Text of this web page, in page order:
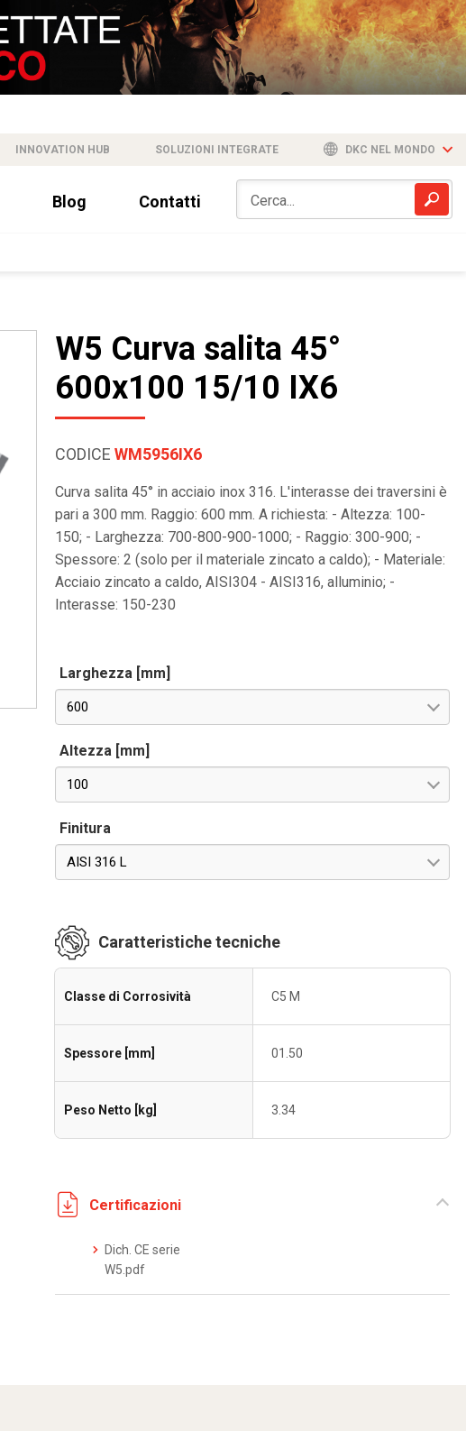
INNOVATION HUB SOLUZIONI INTEGRATE DKC NEL MONDO
Blog Contatti
W5 Curva salita 45°
600x100 15/10 IX6
CODICEWM5956IX6
Curva salita 45° in acciaio inox 316. L'interasse dei traversini è
pari a 300 mm. Raggio: 600 mm. A richiesta: - Altezza: 100-
150; - Larghezza: 700-800-900-1000; - Raggio: 300-900; -
Spessore: 2 (solo per il materiale zincato a caldo); - Materiale:
Acciaio zincato a caldo, AISI304 - AISI316, alluminio; -
Interasse: 150-230
Larghezza [mm]
600
Altezza [mm]
100
Finitura
AISI 316 L
Caratteristiche tecniche
Classe di Corrosività C5 M
Spessore [mm] 01.50
Peso Netto [kg] 3.34
Certificazioni
Dich. CE serie
W5.pdf